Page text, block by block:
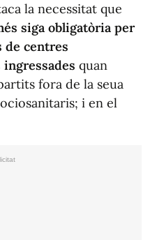
la necessitat que
siga obligatòria per
de centres
quan
fora de la seua
i en el